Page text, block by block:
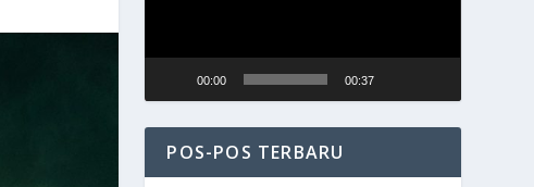
00:00 00:37
POS-POS TERBARU